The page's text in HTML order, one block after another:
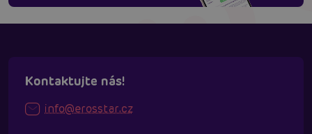
Kontaktujte nás!
info@erosstar.cz